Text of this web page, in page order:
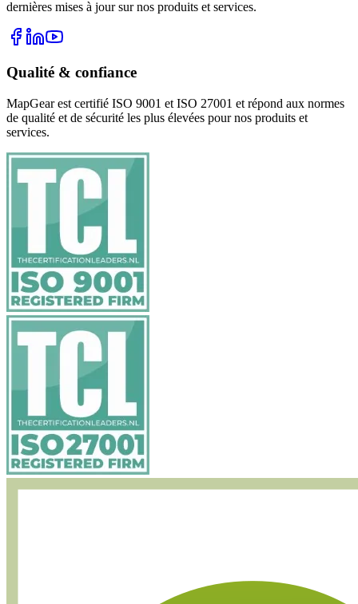
dernières mises à jour sur nos produits et services.
Qualité & confiance
MapGear est certifié ISO 9001 et ISO 27001 et répond aux normes
de qualité et de sécurité les plus élevées pour nos produits et
services.